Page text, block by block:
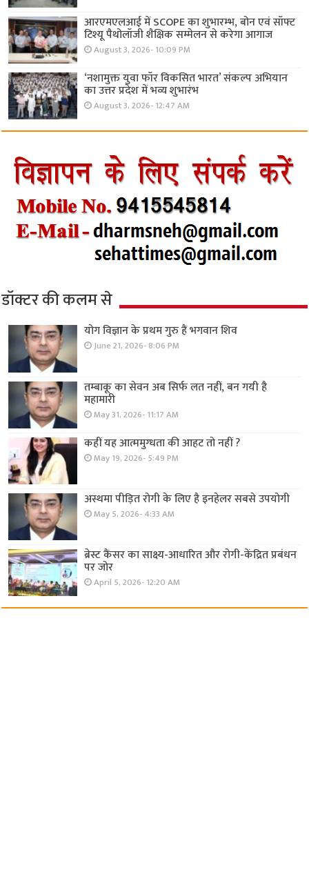
आरएमएलआई में SCOPE का शुभारम्भ, बोन एवं सॉफ्ट
टिश्यू पैथोलॉजी शैक्षिक सम्मेलन से करेगा आगाज
August 3, 2026- 10:09 PM
‘नशामुक्त युवा फॉर विकसित भारत’ संकल्प अभियान
का उत्तर प्रदेश में भव्य शुभारंभ
August 3, 2026- 12:47 AM
डॉक्टर की कलम से
योग विज्ञान के प्रथम गुरु हैं भगवान शिव
June 21, 2026- 8:06 PM
तम्बाकू का सेवन अब सिर्फ लत नहीं, बन गयी है
महामारी
May 31, 2026- 11:17 AM
कहीं यह आत्ममुग्धता की आहट तो नहीं ?
May 19, 2026- 5:49 PM
अस्थमा पीड़ित रोगी के लिए है इनहेलर सबसे उपयोगी
May 5, 2026- 4:33 AM
ब्रेस्ट कैंसर का साक्ष्य-आधारित और रोगी-केंद्रित प्रबंधन
पर जोर
April 5, 2026- 12:20 AM